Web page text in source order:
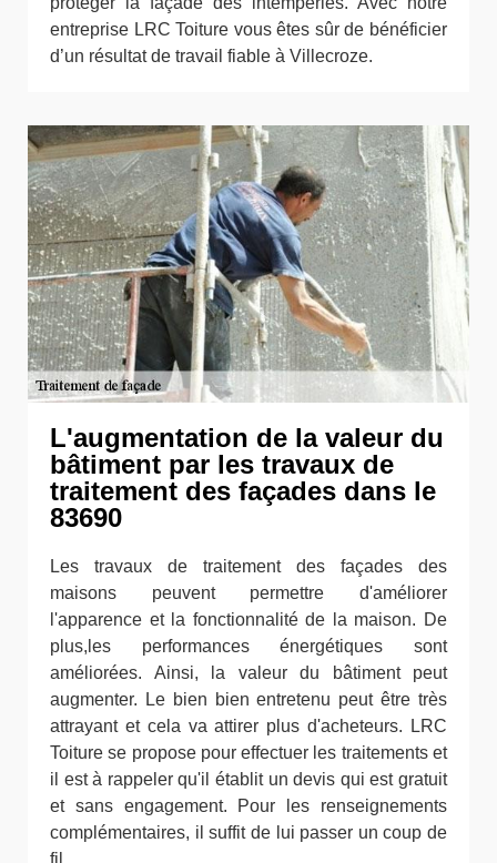
entreprise LRC Toiture vous êtes sûr de bénéficier
d’un résultat de travail fiable à Villecroze.
L'augmentation de la valeur du
bâtiment par les travaux de
traitement des façades dans le
83690
Les travaux de traitement des façades des
maisons peuvent permettre d'améliorer
l'apparence et la fonctionnalité de la maison. De
plus,les performances énergétiques sont
améliorées. Ainsi, la valeur du bâtiment peut
augmenter. Le bien bien entretenu peut être très
attrayant et cela va attirer plus d'acheteurs. LRC
Toiture se propose pour effectuer les traitements et
il est à rappeler qu'il établit un devis qui est gratuit
et sans engagement. Pour les renseignements
complémentaires, il suffit de lui passer un coup de
fil.